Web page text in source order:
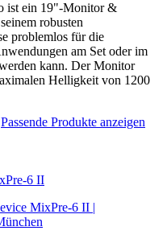
ist ein 19"-Monitor &
robusten
problemlos für die
am Set oder im
kann. Der Monitor
Helligkeit von 1200
Passende Produkte anzeigen
6 II